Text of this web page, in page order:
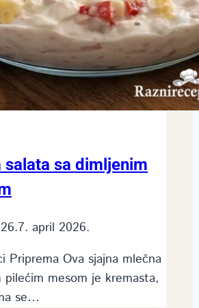
salata sa dimljenim
7. april 2026.
Priprema Ova sjajna mlečna
pilećim mesom je kremasta,
se…